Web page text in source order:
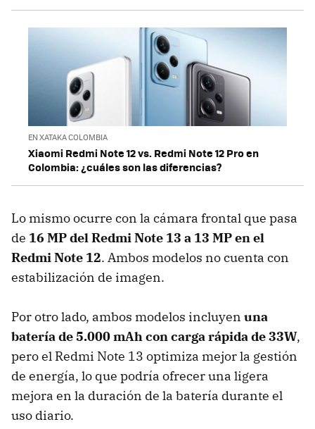
EN XATAKA COLOMBIA
Xiaomi Redmi Note 12 vs. Redmi Note 12 Pro en
Colombia: ¿cuáles son las diferencias?
Lo mismo ocurre con la cámara frontal que pasa
de 16 MP del Redmi Note 13 a 13 MP en el
Redmi Note 12. Ambos modelos no cuenta con
estabilización de imagen.
Por otro lado, ambos modelos incluyen una
batería de 5.000 mAh con carga rápida de 33W,
pero el Redmi Note 13 optimiza mejor la gestión
de energía, lo que podría ofrecer una ligera
mejora en la duración de la batería durante el
uso diario.